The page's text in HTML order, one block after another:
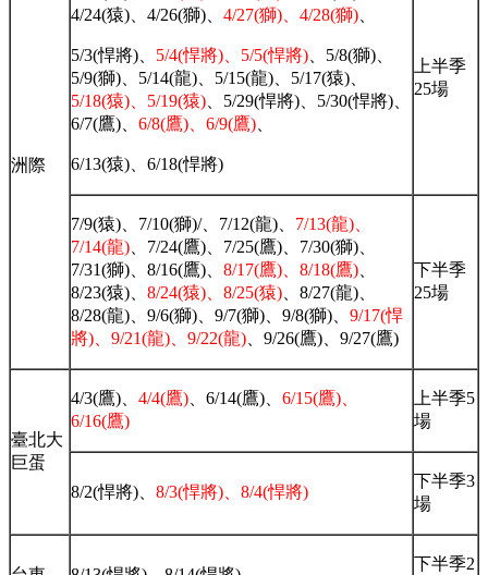
洲際
4/24(猿)、4/26(獅)、 4/27(獅)、4/28(獅)
5/3(悍將)、 5/4(悍將)、5/5(悍將) 、5/8(獅)、
5/9(獅)、5/14(龍)、5/15(龍)、5/17(猿)、
5/18(猿)、5/19(猿) 、5/29(悍將)、5/30(悍將)、
6/7(鷹)、 6/8(鷹)、6/9(鷹)
6/13(猿)、6/18(悍將)
上半季
25場
7/9(猿)、7/10(獅)/、7/12(龍)、 7/13(龍)、
7/14(龍) 、7/24(鷹)、7/25(鷹)、7/30(獅)、
7/31(獅)、8/16(鷹)、 8/17(鷹)、8/18(鷹)
8/23(猿)、 8/24(猿)、8/25(猿) 、8/27(龍)、
8/28(龍)、9/6(獅)、9/7(獅)、9/8(獅)、 9/17(悍
將)、9/21(龍)、9/22(龍) 、9/26(鷹)、9/27(鷹)
下半季
25場
臺北大
巨蛋
4/3(鷹)、 4/4(鷹) 、6/14(鷹)、 6/15(鷹)、
6/16(鷹)
上半季5
場
8/2(悍將)、 8/3(悍將)、8/4(悍將)
下半季3
場
下半季2